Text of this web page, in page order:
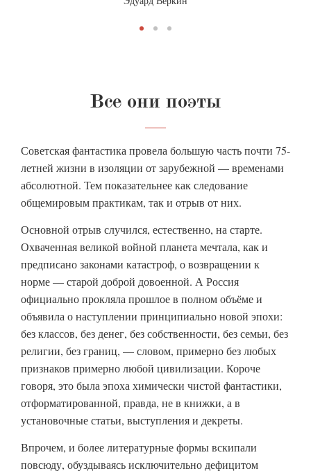
Все они поэты
Советская фантастика провела большую часть почти 75-
летней жизни в изоляции от зарубежной — временами
абсолютной. Тем показательнее как следование
общемировым практикам, так и отрыв от них.
Основной отрыв случился, естественно, на старте.
Охваченная великой войной планета мечтала, как и
предписано законами катастроф, о возвращении к
норме — старой доброй довоенной. А Россия
официально прокляла прошлое в полном объёме и
объявила о наступлении принципиально новой эпохи:
без классов, без денег, без собственности, без семьи, без
религии, без границ, — словом, примерно без любых
признаков примерно любой цивилизации. Короче
говоря, это была эпоха химически чистой фантастики,
отформатированной, правда, не в книжки, а в
установочные статьи, выступления и декреты.
Впрочем, и более литературные формы вскипали
повсюду, обуздываясь исключительно дефицитом